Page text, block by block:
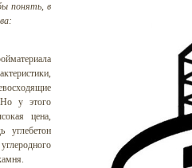
понять, в
Но у этого
цена,
углебетон